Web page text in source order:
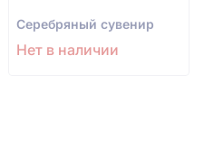
Серебряный сувенир
Нет в наличии